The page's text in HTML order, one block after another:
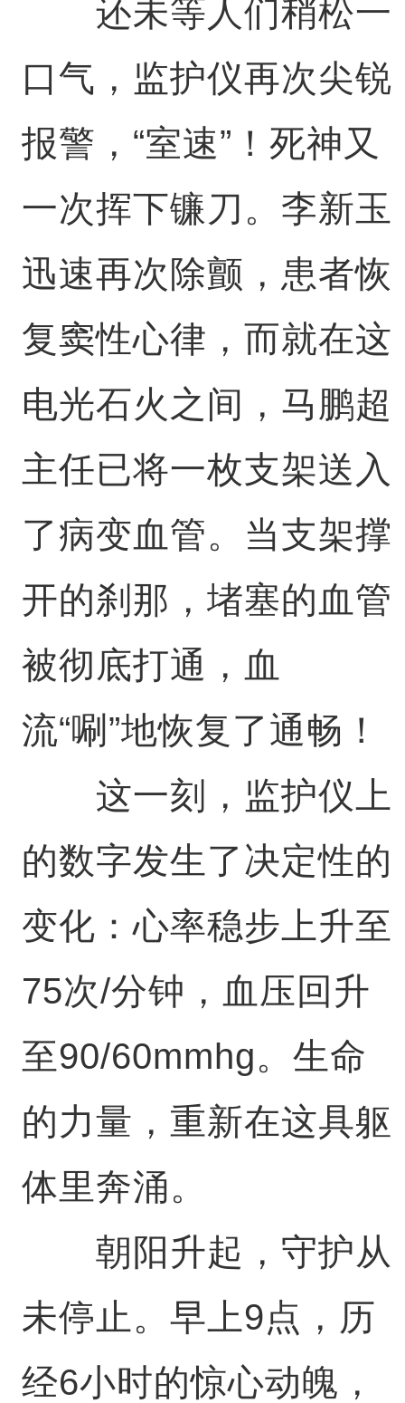
还未等人们稍松一
口气，监护仪再次尖锐
报警，“室速”！死神又
一次挥下镰刀。李新玉
迅速再次除颤，患者恢
复窦性心律，而就在这
电光石火之间，马鹏超
主任已将一枚支架送入
了病变血管。当支架撑
开的刹那，堵塞的血管
被彻底打通，血
流“唰”地恢复了通畅！
这一刻，监护仪上
的数字发生了决定性的
变化：心率稳步上升至
75次/分钟，血压回升
至90/60mmhg。生命
的力量，重新在这具躯
体里奔涌。
朝阳升起，守护从
未停止。早上9点，历
经6小时的惊心动魄，